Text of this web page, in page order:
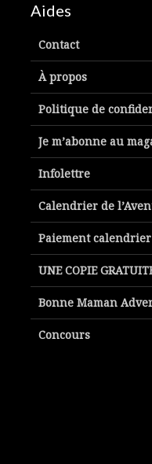
Aides
Contact
À propos
Politique de
Je m’abonne au
Infolettre
Calendrier de
Paiement
UNE COPIE
Bonne Maman
Concours